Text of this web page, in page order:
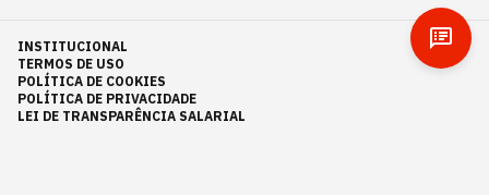
INSTITUCIONAL
TERMOS DE USO
POLÍTICA DE COOKIES
POLÍTICA DE PRIVACIDADE
LEI DE TRANSPARÊNCIA SALARIAL